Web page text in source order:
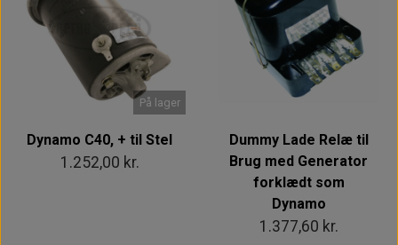
På lager
Dynamo C40, + til Stel
1.252,00 kr.
Dummy Lade Relæ til
Brug med Generator
forklædt som
Dynamo
1.377,60 kr.